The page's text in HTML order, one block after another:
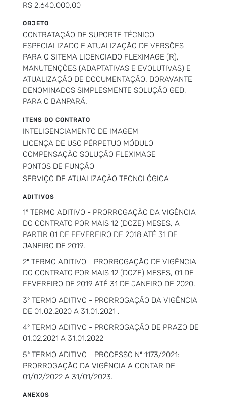
R$ 2.640.000,00
OBJETO
CONTRATAÇÃO DE SUPORTE TÉCNICO
ESPECIALIZADO E ATUALIZAÇÃO DE VERSÕES
PARA O SITEMA LICENCIADO FLEXIMAGE (R),
MANUTENÇÕES (ADAPTATIVAS E EVOLUTIVAS) E
ATUALIZAÇÃO DE DOCUMENTAÇÃO. DORAVANTE
DENOMINADOS SIMPLESMENTE SOLUÇÃO GED,
PARA O BANPARÁ.
ITENS DO CONTRATO
INTELIGENCIAMENTO DE IMAGEM
LICENÇA DE USO PÉRPETUO MÓDULO
COMPENSAÇÃO SOLUÇÃO FLEXIMAGE
PONTOS DE FUNÇÃO
SERVIÇO DE ATUALIZAÇÃO TECNOLÓGICA
ADITIVOS
1º TERMO ADITIVO - PRORROGAÇÃO DA VIGÊNCIA
DO CONTRATO POR MAIS 12 (DOZE) MESES, A
PARTIR 01 DE FEVEREIRO DE 2018 ATÉ 31 DE
JANEIRO DE 2019.
2º TERMO ADITIVO - PRORROGAÇÃO DE VIGÊNCIA
DO CONTRATO POR MAIS 12 (DOZE) MESES, 01 DE
FEVEREIRO DE 2019 ATÉ 31 DE JANEIRO DE 2020.
3º TERMO ADITIVO - PRORROGAÇÃO DA VIGÊNCIA
DE 01.02.2020 A 31.01.2021 .
4º TERMO ADITIVO - PRORROGAÇÃO DE PRAZO DE
01.02.2021 A 31.01.2022
5º TERMO ADITIVO - PROCESSO Nº 1173/2021:
PRORROGAÇÃO DA VIGÊNCIA A CONTAR DE
01/02/2022 A 31/01/2023.
ANEXOS